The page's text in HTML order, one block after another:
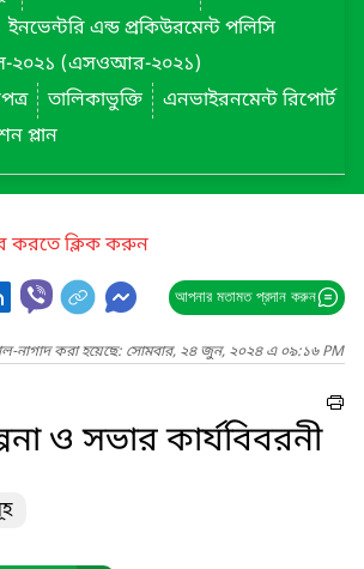
ইনভেন্টরি এন্ড প্রকিউরমেন্ট পলিসি
২০২১ (এসওআর-২০২১)
তালিকাভুক্তি
এনভাইরনমেন্ট রিপোর্ট
প্লান
করতে ক্লিক করুন
আপনার মতামত প্রদান করুন
নাগাদ করা হয়েছে: সোমবার, ২৪ জুন, ২০২৪ এ ০৯:১৬ PM
ও সভার কার্যবিবরনী